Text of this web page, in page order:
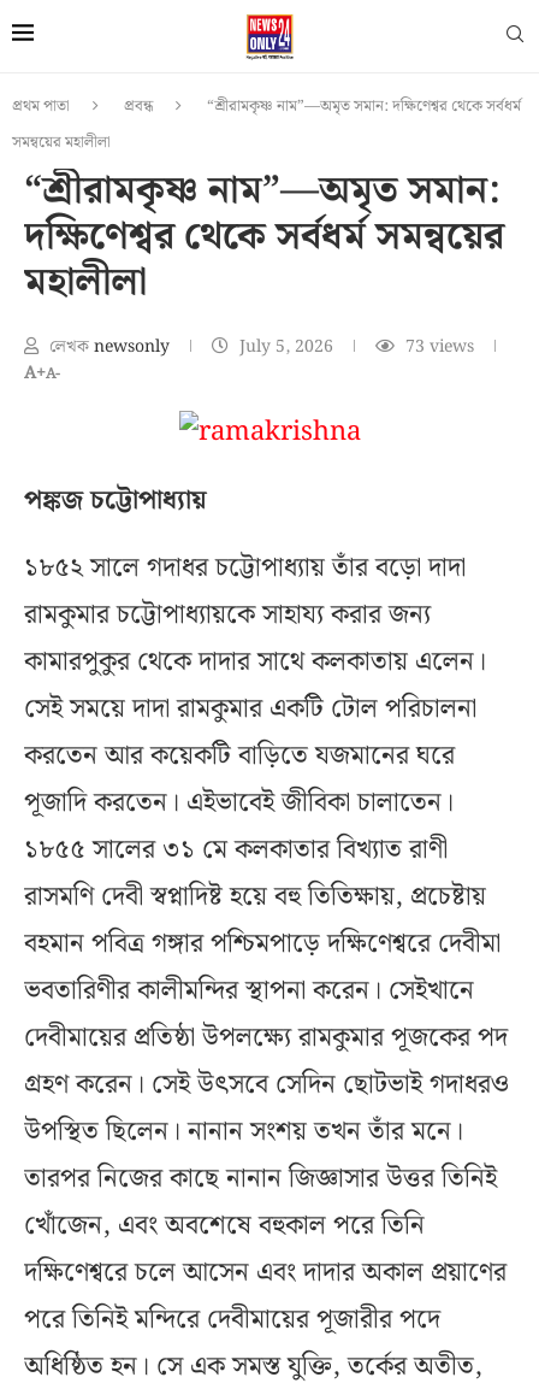
প্রথম পাতা প্রবন্ধ
“শ্রীরামকৃষ্ণ নাম”—অমৃত সমান: দক্ষিণেশ্বর থেকে সর্বধর্ম
সমন্বয়ের মহালীলা
“শ্রীরামকৃষ্ণ নাম”—অমৃত সমান:
দক্ষিণেশ্বর থেকে সর্বধর্ম সমন্বয়ের
মহালীলা
লেখকnewsonly July 5, 2026 73 views
A+A-
পঙ্কজ চট্টোপাধ্যায়
১৮৫২ সালে গদাধর চট্টোপাধ্যায় তাঁর বড়ো দাদা
রামকুমার চট্টোপাধ্যায়কে সাহায্য করার জন্য
কামারপুকুর থেকে দাদার সাথে কলকাতায় এলেন।
সেই সময়ে দাদা রামকুমার একটি টোল পরিচালনা
করতেন আর কয়েকটি বাড়িতে যজমানের ঘরে
পূজাদি করতেন। এইভাবেই জীবিকা চালাতেন।
১৮৫৫ সালের ৩১ মে কলকাতার বিখ্যাত রাণী
রাসমণি দেবী স্বপ্নাদিষ্ট হয়ে বহু তিতিক্ষায়, প্রচেষ্টায়
বহমান পবিত্র গঙ্গার পশ্চিমপাড়ে দক্ষিণেশ্বরে দেবীমা
ভবতারিণীর কালীমন্দির স্থাপনা করেন। সেইখানে
দেবীমায়ের প্রতিষ্ঠা উপলক্ষ্যে রামকুমার পূজকের পদ
গ্রহণ করেন। সেই উৎসবে সেদিন ছোটভাই গদাধরও
উপস্থিত ছিলেন। নানান সংশয় তখন তাঁর মনে।
তারপর নিজের কাছে নানান জিজ্ঞাসার উত্তর তিনিই
খোঁজেন, এবং অবশেষে বহুকাল পরে তিনি
দক্ষিণেশ্বরে চলে আসেন এবং দাদার অকাল প্রয়াণের
পরে তিনিই মন্দিরে দেবীমায়ের পূজারীর পদে
অধিষ্ঠিত হন। সে এক সমস্ত যুক্তি, তর্কের অতীত,